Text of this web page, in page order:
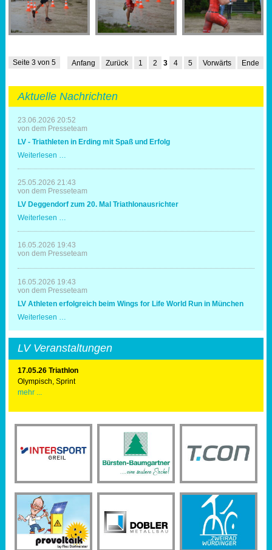
Seite 3 von 5 Anfang Zurück 1 2 3 4 5 Vorwärts Ende
Aktuelle Nachrichten
23.06.2026 20:52
von dem Presseteam
LV - Triathleten in Erding mit Spaß und Erfolg
Weiterlesen …
Triathleten
in
Erding
Spaß
Erfolg
25.05.2026 21:43
von dem Presseteam
LV Deggendorf zum 20. Mal Triathlonausrichter
Weiterlesen …
zum
20.
Mal
16.05.2026 19:43
von dem Presseteam
16.05.2026 19:43
von dem Presseteam
LV Athleten erfolgreich beim Wings for Life World Run in München
Weiterlesen …
erfolgreich
beim
Wings
for
Life
World
Run
LV Veranstaltungen
17.05.26 Triathlon
Olympisch, Sprint
mehr ...